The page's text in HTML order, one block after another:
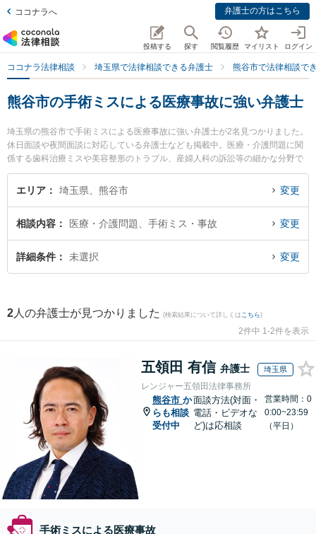
ココナラへ 弁護士の方はこちら
投稿する 探す 閲覧履歴 マイリスト ログイン
ココナラ法律相談 埼玉県で法律相談できる弁護士 熊谷市で法律相談で
熊谷市の手術ミスによる医療事故に強い弁護士
埼玉県の熊谷市で手術ミスによる医療事故に強い弁護士が2名見つかりました。
休日面談や夜間面談に対応している弁護士なども掲載中。医療・介護問題に関
係する歯科治療ミスや美容整形のトラブル、産婦人科の訴訟等の細かな分野で
の絞り込み検索もでき便利です。特に大地法律事務所の吉野 大地弁護士や青山
法律事務所の青山 智京弁護士のプロフィール情報や弁護士費用、強みなどが注
ル解決の実績豊富な近くの弁護士を検索したい』『初回相談無料で手術ミスに
よる医療事故を法律相談できる熊谷市内の弁護士に相談予約したい』などでお
困りの相談者さんにおすすめです。
エリア 埼玉県、熊谷市 変更
相談内容 医療・介護問題、手術ミス・事故 変更
詳細条件 未選択 変更
2 人の弁護士が見つかりました (検索結果について詳しくは こちら)
2件中 1-2件を表示
五領田 有信 弁護士 埼玉県
レンジャー五領田法律事務所
熊谷市 か
らも相談
受付中
面談方法(対面・
電話・ビデオな
ど)は応相談
営業時間：0
0:00~23:59
（平日）
手術ミスによる医療事故